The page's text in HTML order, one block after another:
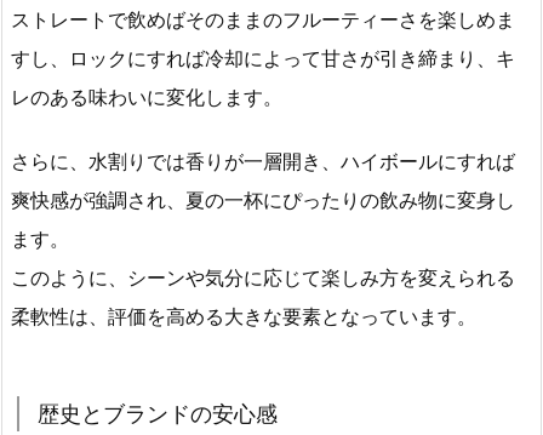
ストレートで飲めばそのままのフルーティーさを楽しめま
すし、ロックにすれば冷却によって甘さが引き締まり、キ
レのある味わいに変化します。
さらに、水割りでは香りが一層開き、ハイボールにすれば
爽快感が強調され、夏の一杯にぴったりの飲み物に変身し
ます。
このように、シーンや気分に応じて楽しみ方を変えられる
柔軟性は、評価を高める大きな要素となっています。
歴史とブランドの安心感